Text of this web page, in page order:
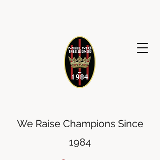
We Raise Champions Since
1984